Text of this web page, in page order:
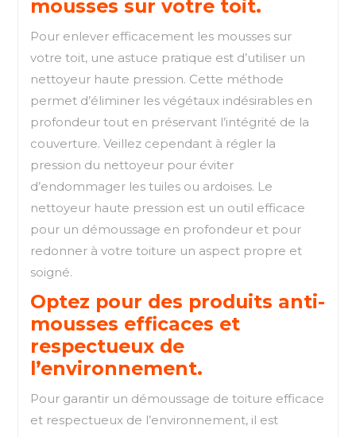
mousses sur votre toit.
Pour enlever efficacement les mousses sur
votre toit, une astuce pratique est d’utiliser un
nettoyeur haute pression. Cette méthode
permet d’éliminer les végétaux indésirables en
profondeur tout en préservant l’intégrité de la
couverture. Veillez cependant à régler la
pression du nettoyeur pour éviter
d’endommager les tuiles ou ardoises. Le
nettoyeur haute pression est un outil efficace
pour un démoussage en profondeur et pour
redonner à votre toiture un aspect propre et
soigné.
Optez pour des produits anti-
mousses efficaces et
respectueux de
l’environnement.
Pour garantir un démoussage de toiture efficace
et respectueux de l’environnement, il est